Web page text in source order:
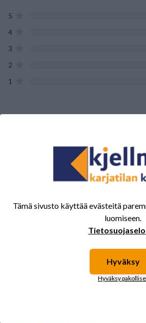
5
4
3
2
1
tuotteet.
Tämä sivusto käyttää evästeitä
luomiseen.
Hyväksy
Hyväksy